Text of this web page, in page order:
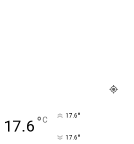
17.6 °C 17.6°
17.6°